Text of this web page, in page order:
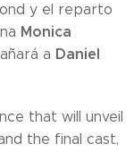
y el reparto
Monica
a Daniel
that will unveil
the final cast,